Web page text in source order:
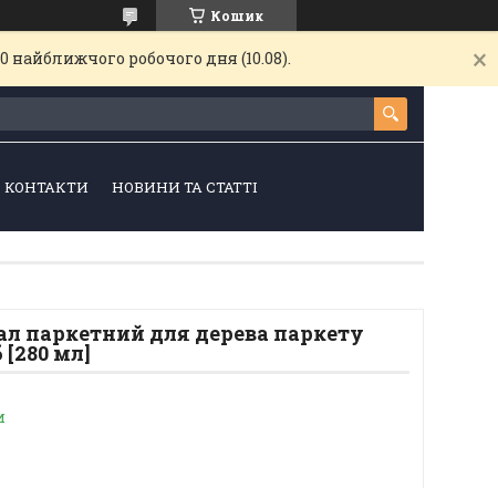
Кошик
найближчого робочого дня (10.08).
КОНТАКТИ НОВИНИ ТА СТАТТІ
паркетний для дерева паркету
мл]